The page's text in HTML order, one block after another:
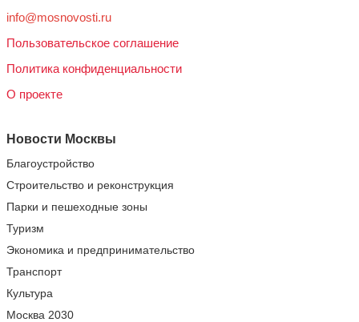
info@mosnovosti.ru
Пользовательское соглашение
Политика конфиденциальности
О проекте
Новости Москвы
Благоустройство
Строительство и реконструкция
Парки и пешеходные зоны
Туризм
Экономика и предпринимательство
Транспорт
Культура
Москва 2030